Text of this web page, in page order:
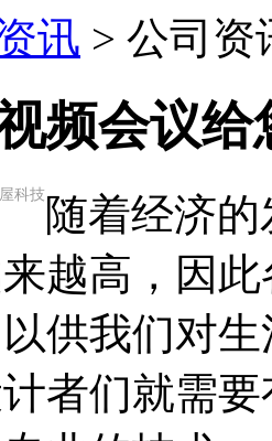
讯 > 公司资
频会议
科技 随着经济
越高，因
供我们对
者们就需